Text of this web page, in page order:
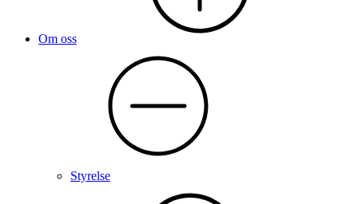
Om oss
Styrelse